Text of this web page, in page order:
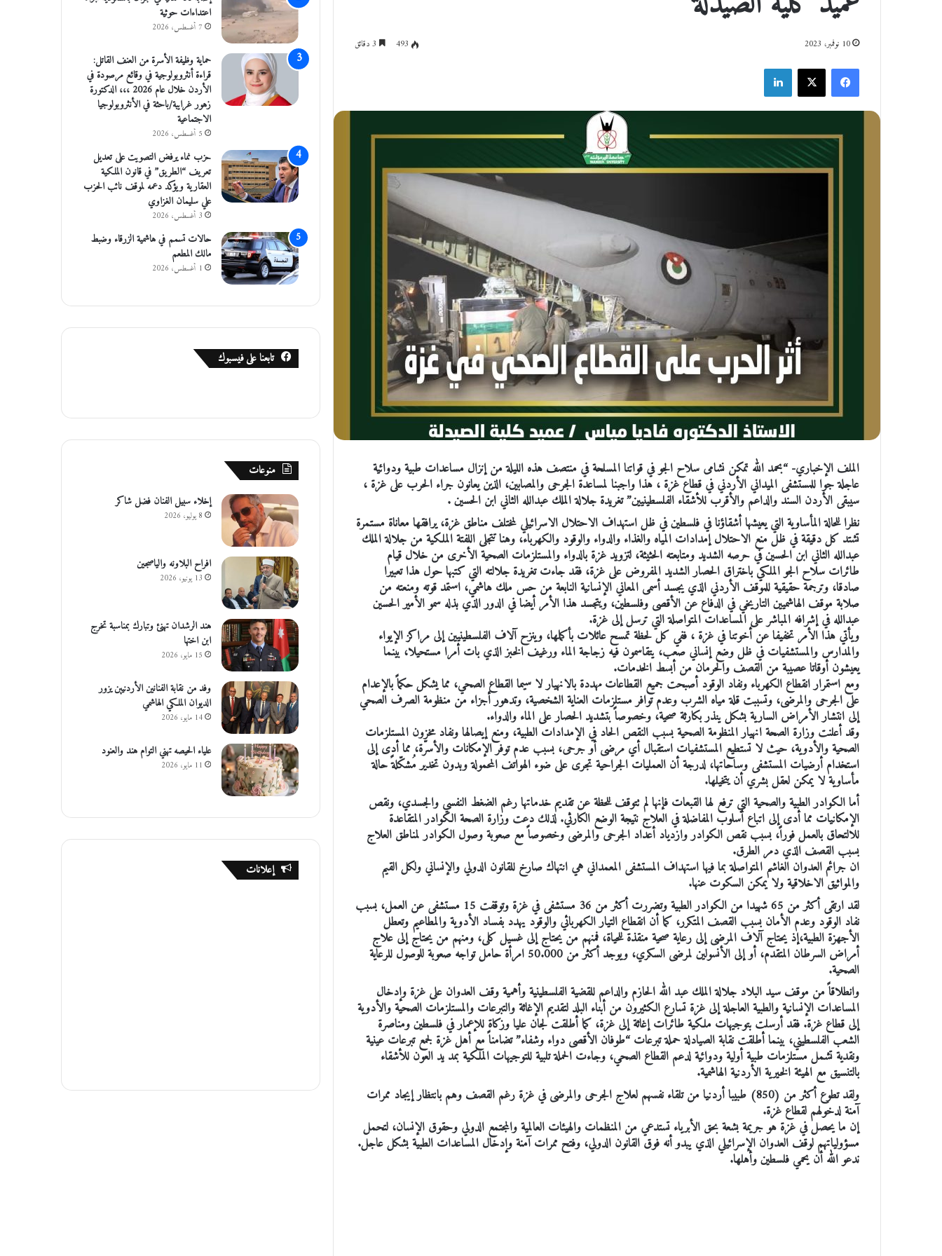
10 نوفمبر، 2023 493
فيسبوك
الملف الإخباري- “بحمد الله تمكن نشامى سلاح الجو في قواتنا المسلحة في منتصف هذه الليلة من إنزال مساعدات طبية ودوائية
عاجلة جوا للمستشفى الميداني الأردني في قطاع غزة ، هذا واجبنا لمساعدة الجرحى والمصابين، الذين يعانون جراء الحرب على غزة ،
سيبقى الأردن السند والداعم والأقرب للأشقاء الفلسطينيين” تغريدة جلالة الملك عبدالله الثاني ابن الحسين .
نظرا للحالة المأساوية التي يعيشها أشقاؤنا في فلسطين في ظل استهداف الاحتلال الاسرائيلي لمختلف مناطق غزة، يرافقها معاناة مستمرة
تشتد كل دقيقة في ظل منع الاحتلال إمدادات المياه والغذاء والدواء والوقود والكهرباء، وهنا تتجلى اللفتة الملكية من جلالة الملك
عبدالله الثاني ابن الحسين في حرصه الشديد ومتابعته الحثيثة، لتزويد غزة بالدواء والمستلزمات الصحية الأخرى من خلال قيام
طائرات سلاح الجو الملكي باختراق الحصار الشديد المفروض على غزة، فقد جاءت تغريدة جلالته التي كتبها حول هذا تعبيرا
صادقا، وترجمة حقيقية للموقف الأردني الذي يجسد أسمى المعاني الإنسانية النابعة من حس ملك هاشمي، استمد قوته ومنعته من
صلابة موقف الهاشميين التاريخي في الدفاع عن الأقصى وفلسطين، ويتجسد هذا الأمر أيضا في الدور الذي بذله سمو الأمير الحسين
عبدالله في إشرافه المباشر على المساعدات المتواصلة التي ترسل إلى غزة.
ويأتي هذا الأمر تخفيفا عن أخوتنا في غزة ، ففي كل لحظة تمسح عائلات بأكملها، وينزح آلاف الفلسطينيين إلى مراكز الإيواء
والمدارس والمستشفيات في ظل وضع إنساني صعب، يتقاسمون فيه زجاجة الماء ورغيف الخبز الذي بات أمرا مستحيلا، بينما
يعيشون أوقاتا عصيبة من القصف والحرمان من أبسط الخدمات.
ومع استمرار انقطاع الكهرباء ونفاد الوقود أصبحت جميع القطاعات مهددة بالانهيار لا سيما القطاع الصحي، مما يشكل حكماً بالإعدام
على الجرحى والمرضى، وتسببت قلة مياه الشرب وعدم توافر مستلزمات العناية الشخصية، وتدهور أجزاء من منظومة الصرف الصحي
إلى انتشار الأمراض السارية بشكل ينذر بكارثة صحية، وخصوصاً بتشديد الحصار على الماء والدواء.
وقد أعلنت وزارة الصحة انهيار المنظومة الصحية بسبب النقص الحاد في الإمدادات الطبية، ومنع إيصالها ونفاد مخزون المستلزمات
الصحية والأدوية، حيث لا تستطيع المستشفيات استقبال أي مرضى أو جرحى، بسبب عدم توفر الإمكانات والأسرّة، مما أدى إلى
استخدام أرضيات المستشفى وساحاتها، لدرجة أن العمليات الجراحية تجرى على ضوء الهواتف المحمولة وبدون تخدير مُشكّلةً حالة
مأساوية لا يمكن لعقل بشري أن يتخيلها.
أما الكوادر الطبية والصحية التي ترفع لها القبعات فإنها لم تتوقف للحظة عن تقديم خدماتها رغم الضغط النفسي والجسدي، ونقص
الإمكانيات مما أدى إلى اتباع أسلوب المفاضلة في العلاج نتيجة الوضع الكارثي. لذلك دعت وزارة الصحة الكوادر المتقاعدة
للالتحاق بالعمل فوراً، بسبب نقص الكوادر وازدياد أعداد الجرحى والمرضى وخصوصاً مع صعوبة وصول الكوادر لمناطق العلاج
بسبب القصف الذي دمر الطرق.
ان جرائم العدوان الغاشم المتواصلة بما فيها استهداف المستشفى المعمداني هي انتهاك صارخ للقانون الدولي والإنساني ولكل القيم
والمواثيق الاخلاقية ولا يمكن السكوت عنها.
لقد ارتقى أكثر من 65 شهيدا من الكوادر الطبية وتضررت أكثر من 36 مستشفى في غزة وتوقفت 15 مستشفى عن العمل، بسبب
نفاد الوقود وعدم الأمان بسبب القصف المتكرر، كما أن انقطاع التيار الكهربائي والوقود يهدد بفساد الأدوية والمطاعيم وتعطل
الأجهزة الطبية،إذ يحتاج آلاف المرضى إلى رعاية صحية منقذة للحياة، فمنهم من يحتاج إلى غسيل كلى، ومنهم من يحتاج إلى علاج
أمراض السرطان المتقدم، أو إلى الأنسولين لمرضى السكري، ويوجد أكثر من 50.000 امرأة حامل تواجه صعوبة للوصول للرعاية
الصحية.
وانطلاقاً من موقف سيد البلاد جلالة الملك عبد الله الحازم والداعم للقضية الفلسطينية وأهمية وقف العدوان على غزة وإدخال
المساعدات الإنسانية والطبية العاجلة إلى غزة تسارع الكثيرون من أبناء البلد لتقديم الإغاثة والتبرعات والمستلزمات الصحية والأدوية
إلى قطاع غزة. فقد أرسلت بتوجيهات ملكية طائرات إغاثة إلى غزة، كما أطلقت لجان عليا وزكاة للإعمار في فلسطين ومناصرة
الشعب الفلسطيني، بينما أطلقت نقابة الصيادلة حملة تبرعات “طوفان الأقصى دواء وشفاء” تضامناً مع أهل غزة لجمع تبرعات عينية
ونقدية تشمل مستلزمات طبية أولية ودوائية لدعم القطاع الصحي، وجاءت الحملة تلبية للتوجيهات الملكية بمد يد العون للأشقاء
بالتنسيق مع الهيئة الخيرية الأردنية الهاشمية.
ولقد تطوع أكثر من (850) طبيبا أردنيا من تلقاء نفسهم لعلاج الجرحى والمرضى في غزة رغم القصف وهم بانتظار إيجاد ممرات
آمنة لدخولهم لقطاع غزة.
إن ما يحصل في غزة هو جريمة بشعة بحق الأبرياء تستدعي من المنظمات والهيئات العالمية والمجتمع الدولي وحقوق الإنسان، لتحمل
مسؤولياتهم لوقف العدوان الإسرائيلي الذي يبدو أنه فوق القانون الدولي، وفتح ممرات آمنة وإدخال المساعدات الطبية بشكل عاجل.
ندعو الله أن يحمي فلسطين وأهلها.
اعتداءات حوثية
7 أغسطس، 2026
حماية وظيفة الأسرة من العنف القاتل:
قراءة أنثروبولوجية في وقائع مرصودة في
الأردن خلال عام 2026 ،،، الدكتورة
زهور غرايبة/باحثة في الأنثروبولوجيا
الاجتماعية
5 أغسطس، 2026
حزب نماء يرفض التصويت على تعديل
تعريف “الطريق” في قانون الملكية
العقارية ويؤكد دعمه لموقف نائب الحزب
علي سليمان الغزاوي
3 أغسطس، 2026
حالات تسمم في هاشمية الزرقاء وضبط
مالك المطعم
1 أغسطس، 2026
تابعنا على فيسبوك
منوعات
إخلاء سبيل الفنان فضل شاكر
8 يوليو، 2026
افراح البلاونه والياصجين
13 يونيو، 2026
هند الرشدان تهنئ وتبارك بمناسبة تخرج
ابن اختها
15 مايو، 2026
وفد من نقابة الفنانين الأردنيين يزور
الديوان الملكي الهاشمي
14 مايو، 2026
علياء الحيصه تهني التوام هند والعنود
11 مايو، 2026
إعلانات